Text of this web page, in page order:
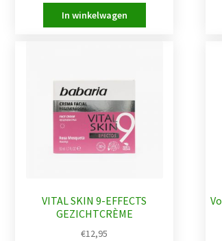
VITAL SKIN 9-EFFECTS
GEZICHTCRÈME
€12,95